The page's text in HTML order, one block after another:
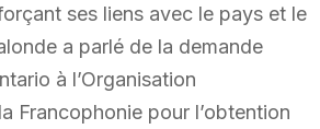
ses liens avec le pays et le
a parlé de la demande
à l’Organisation
Francophonie pour l’obtention